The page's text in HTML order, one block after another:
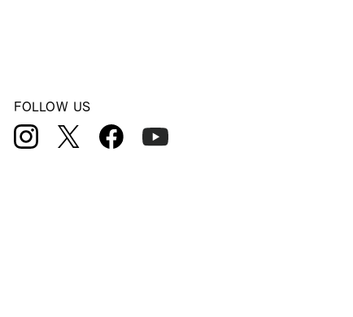
FOLLOW US